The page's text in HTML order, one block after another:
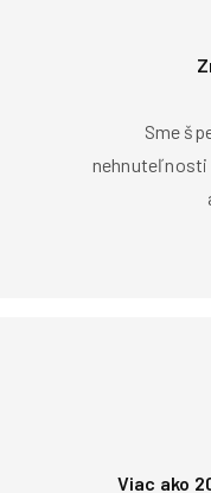
Sme
nehnuteľnosti
Viac ako